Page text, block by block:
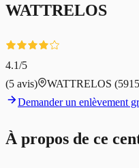
WATTRELOS
4.1/5
(5 avis) WATTRELOS
Demander un enlèvement
À propos de ce